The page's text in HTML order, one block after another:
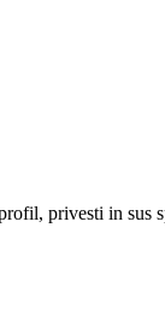
privesti in sus